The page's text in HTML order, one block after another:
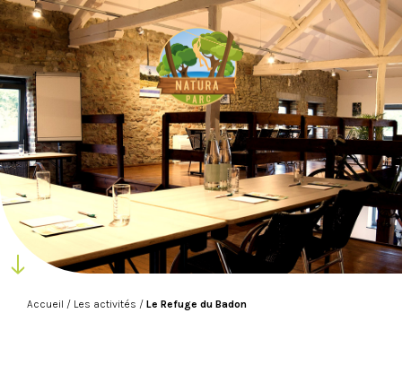
Accueil / Les activités / Le Refuge du Badon